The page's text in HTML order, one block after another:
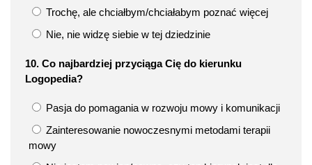
Trochę, ale chciałbym/chciałabym poznać więcej
Nie, nie widzę siebie w tej dziedzinie
10. Co najbardziej przyciąga Cię do kierunku
Logopedia?
Pasja do pomagania w rozwoju mowy i komunikacji
Zainteresowanie nowoczesnymi metodami terapii
mowy